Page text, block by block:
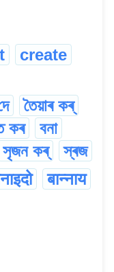
create
তৈয়াৰ কৰ্
কৰ
বনা
সৃজন কৰ্ স্ৰজ
बान्नाय